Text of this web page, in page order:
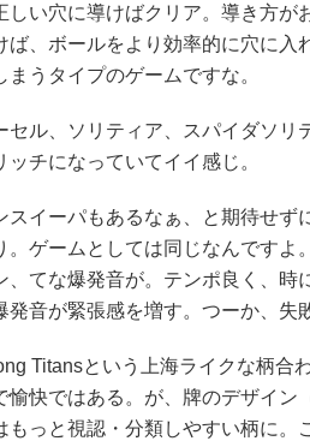
しい穴に導けばクリア。導き方が
ば、ボールをより効率的に穴に
まうタイプのゲームですな。
ル、ソリティア、スパイダソリ
ッチになっていてイイ感じ。
イーパもあるなぁ、と期待せず
。ゲームとしては同じなんです
、てな爆発音が。テンポ良く、
発音が緊張感を増す。つーか、失
Titansという上海ライクな柄合
愉快ではある。が、牌のデザイ
もっと視認・分類しやすい柄に